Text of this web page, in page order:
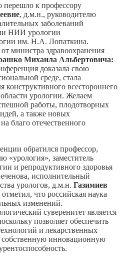
перешло к профессору
, д.м.н., руководителю
заболеваний
НИИ урологии
им. Н.А. Лопаткина.
министра здравоохранения
Михаила Альбертовича:
доказала свою
среде, стала
конструктивного всестороннего
урологии. Желаем
работы, плодотворных
а также новых
благо отечественного
обратился профессор,
заместитель
и репродуктивного здоровья
исполнительный
урологов, д.м.н. Газимиев
что российская наука
изменений.
суверенитет является
позволяет обеспечить
и лекарственных
собственную инновационную